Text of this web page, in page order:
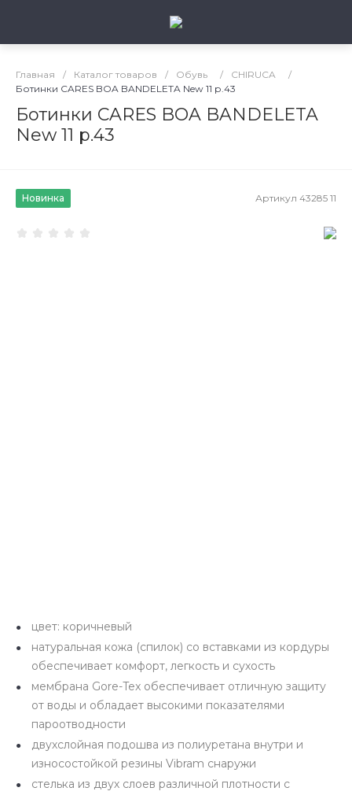
Главная / Каталог товаров / Обувь / CHIRUCA
/
Ботинки CARES BOA BANDELETA New 11 р.43
Ботинки CARES BOA BANDELETA
New 11 р.43
Новинка Артикул 43285 11
цвет: коричневый
натуральная кожа (спилок) со вставками из кордуры
обеспечивает комфорт, легкость и сухость
мембрана Gore-Tex обеспечивает отличную защиту
от воды и обладает высокими показателями
пароотводности
двухслойная подошва из полиуретана внутри и
износостойкой резины Vibram снаружи
стелька из двух слоев различной плотности c